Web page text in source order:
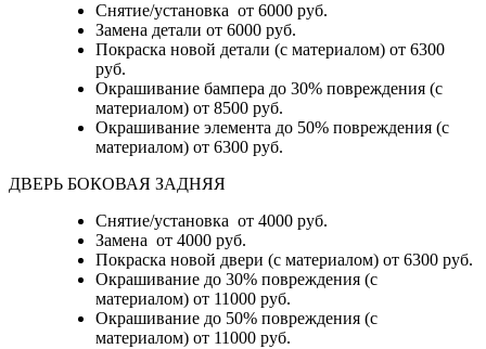
Снятие/установка от 6000 руб.
Замена детали от 6000 руб.
Покраска новой детали (с материалом) от 6300
руб.
Окрашивание бампера до 30% повреждения (с
материалом) от 8500 руб.
Окрашивание элемента до 50% повреждения (с
материалом) от 6300 руб.
ДВЕРЬ БОКОВАЯ ЗАДНЯЯ
Снятие/установка от 4000 руб.
Замена от 4000 руб.
Покраска новой двери (с материалом) от 6300 руб.
Окрашивание до 30% повреждения (с
материалом) от 11000 руб.
Окрашивание до 50% повреждения (с
материалом) от 11000 руб.